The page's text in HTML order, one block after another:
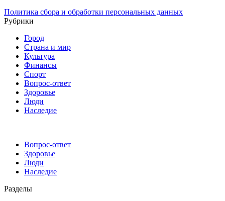
Политика сбора и обработки персональных данных
Рубрики
Город
Страна и мир
Культура
Финансы
Спорт
Вопрос-ответ
Здоровье
Люди
Наследие
Вопрос-ответ
Здоровье
Люди
Наследие
Разделы